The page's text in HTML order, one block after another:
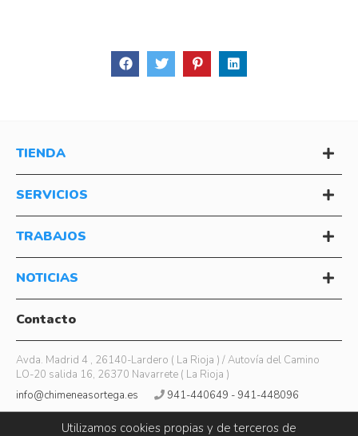
TIENDA
SERVICIOS
TRABAJOS
NOTICIAS
Contacto
Avda. Madrid 4 , 26140-Lardero ( La Rioja ) / Autovía del Camino
LO-20 salida 16, 26370 Navarrete ( La Rioja )
info@chimeneasortega.es
941-440649 - 941-448096
Utilizamos cookies propias y de terceros de